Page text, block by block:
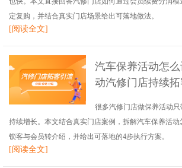
定复购，并结合真实门店场景给出可落地做法。
[阅读全文]
汽车保养活动怎
动汽修门店持续拓
很多汽修门店做保养活动
持续增长。本文结合真实门店案例，拆解汽车保养活动
锁客与会员转介绍，并给出可落地的4步执行方案。
[阅读全文]